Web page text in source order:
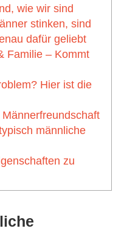
wie wir sind
stinken, sind
dafür geliebt
Familie – Kommt
Hier ist die
männliche
zu